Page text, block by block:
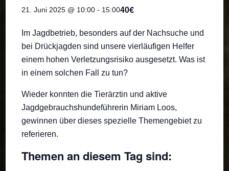
21. Juni 2025 @ 10:00- 15:0040€
Im Jagdbetrieb, besonders auf der Nachsuche und
bei Drückjagden sind unsere vierläufigen Helfer
einem hohen Verletzungsrisiko ausgesetzt. Was ist
in einem solchen Fall zu tun?
Wieder konnten die Tierärztin und aktive
Jagdgebrauchshundeführerin Miriam Loos,
gewinnen über dieses spezielle Themengebiet zu
referieren.
Themen an diesem Tag sind: